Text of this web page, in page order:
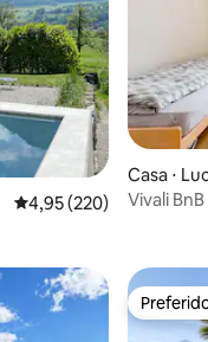
4,95 de uma avaliação
4,95 (220)
Casa ⋅
Vivali